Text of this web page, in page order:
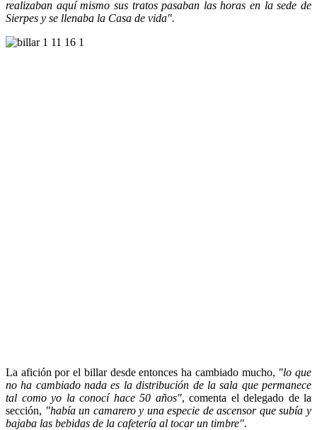
realizaban aquí mismo sus tratos pasaban las horas en la sede de
Sierpes y se llenaba la Casa de vida".
La afición por el billar desde entonces ha cambiado mucho, "lo que
no ha cambiado nada es la distribución de la sala que permanece
tal como yo la conocí hace 50 años", comenta el delegado de la
sección, "había un camarero y una especie de ascensor que subía y
bajaba las bebidas de la cafetería al tocar un timbre".